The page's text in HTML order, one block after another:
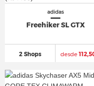
adidas
Freehiker SL GTX
2 Shops desde